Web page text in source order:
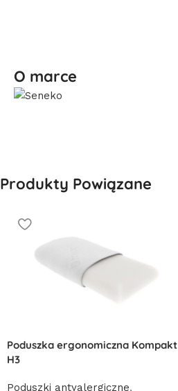
O marce
Produkty Powiązane
Poduszka ergonomiczna Kompakt
H3
Poduszki antyalergiczne,